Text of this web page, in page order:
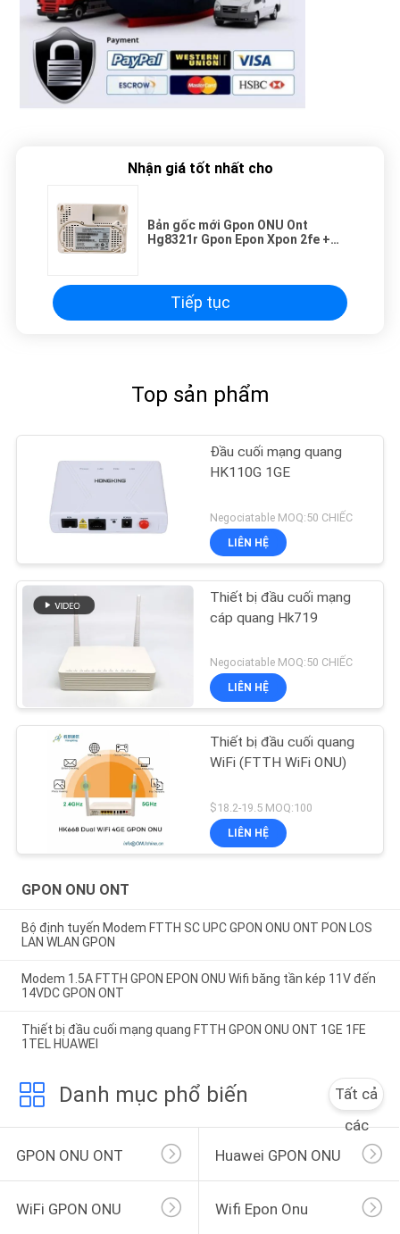
Nhận giá tốt nhất cho
Bản gốc mới Gpon ONU Ont
Hg8321r Gpon Epon Xpon 2fe +
Tiếp tục
Top sản phẩm
Đầu cuối mạng quang
HK110G 1GE
Negociatable MOQ:50 CHIẾC
LIÊN HỆ
Thiết bị đầu cuối mạng
cáp quang Hk719
Negociatable MOQ:50 CHIẾC
LIÊN HỆ
Thiết bị đầu cuối quang
WiFi (FTTH WiFi ONU)
$18.2-19.5 MOQ:100
LIÊN HỆ
GPON ONU ONT
Bộ định tuyến Modem FTTH SC UPC GPON ONU ONT PON LOS
LAN WLAN GPON
Modem 1.5A FTTH GPON EPON ONU Wifi băng tần kép 11V đến
14VDC GPON ONT
Thiết bị đầu cuối mạng quang FTTH GPON ONU ONT 1GE 1FE
1TEL HUAWEI
Danh mục phổ biến
Tất cả
các
GPON ONU ONT
Huawei GPON ONU
WiFi GPON ONU Wifi Epon Onu